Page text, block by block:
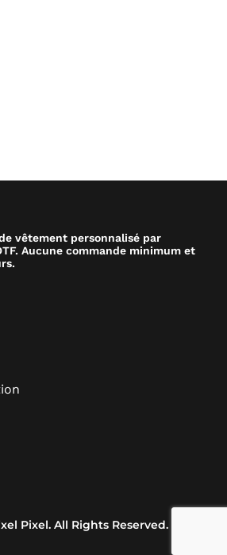
vêtement personnalisé par
Aucune commande minimum et
Pixel. All Rights Reserved.